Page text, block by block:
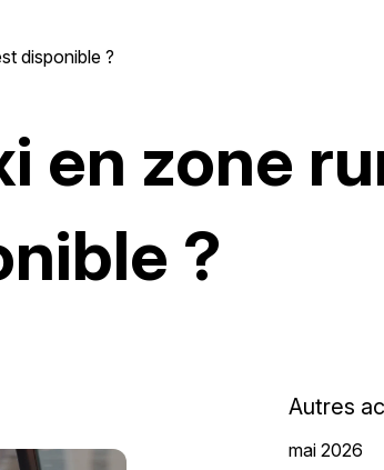
disponible ?
en zone
?
Autres
mai 2026